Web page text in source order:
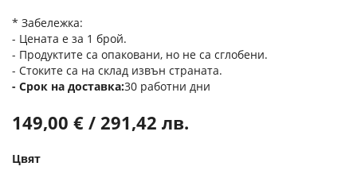
* Забележка:
- Цената е за 1 брой.
- Продуктите са опаковани, но не са сглобени.
- Стоките са на склад извън страната.
Срок на доставка 30 работни дни
149,00 € / 291,42 лв.
Цвят